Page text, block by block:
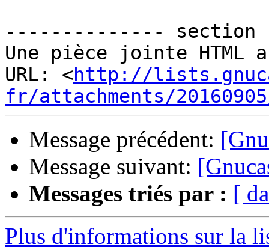
-------------- section
Une pièce jointe
URL: <http://
fr/attachments/
Message précédent:
Message suivant:
Messages triés par : [
Plus d'informations sur la